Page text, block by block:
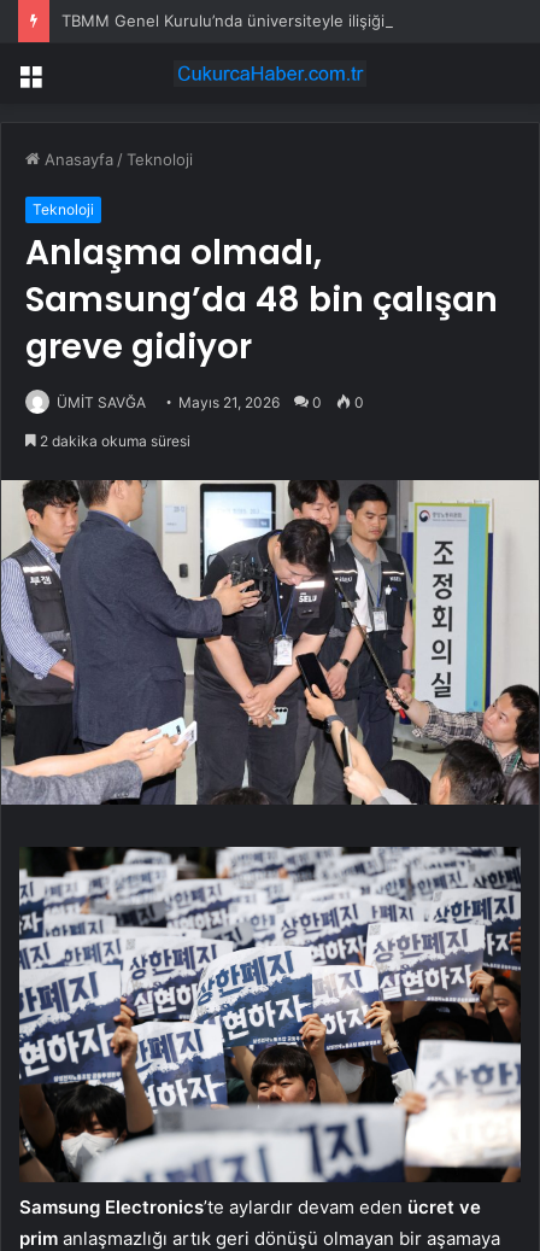
Menü
Anasayfa /Teknoloji
Teknoloji
Anlaşma olmadı,
Samsung’da 48 bin çalışan
greve gidiyor
ÜMİT SAVĞA Mayıs 21, 2026 0 0
2 dakika okuma süresi
Samsung Electronics’te aylardır devam eden ücret ve
prim anlaşmazlığı artık geri dönüşü olmayan bir aşamaya